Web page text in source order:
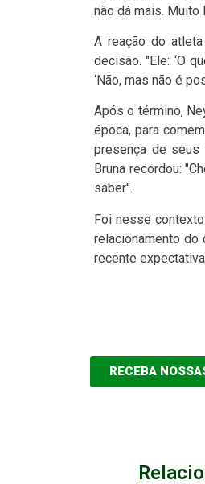
não dá mais. Muito
A reação do
decisão. "Ele: ‘O
‘Não, mas não é
Após o término,
época, para
presença de seus
Bruna recordou:
saber".
Foi nesse
relacionamento
recente
RECEBA